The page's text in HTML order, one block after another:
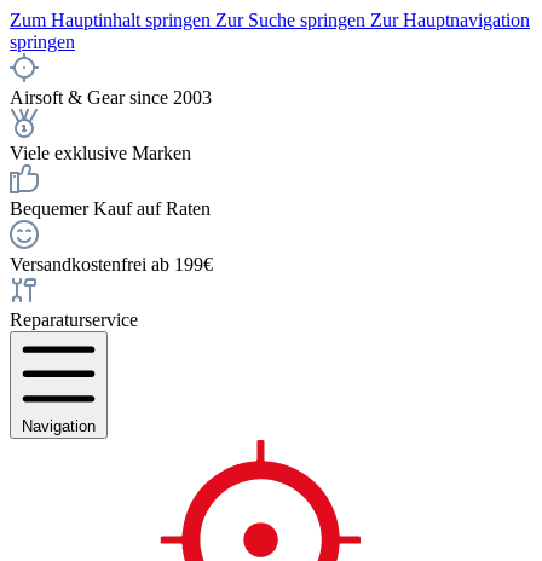
Zum Hauptinhalt springen Zur Suche springen Zur Hauptnavigation
springen
Airsoft & Gear since 2003
Viele exklusive Marken
Bequemer Kauf auf Raten
Versandkostenfrei ab 199€
Reparaturservice
Navigation